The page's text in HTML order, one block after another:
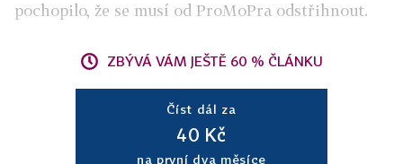
pochopilo, že se musí od ProMoPra odstřihnout.
ZBÝVÁ VÁM JEŠTĚ 60 % ČLÁNKU
Číst dál za
40 Kč
na první dva měsíce